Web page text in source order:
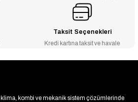
Kaynak Makinesi - Büyük
Taksit Seçenekleri
Kredi kartına taksit ve havale
klima, kombi ve mekanik sistem çözümlerinde